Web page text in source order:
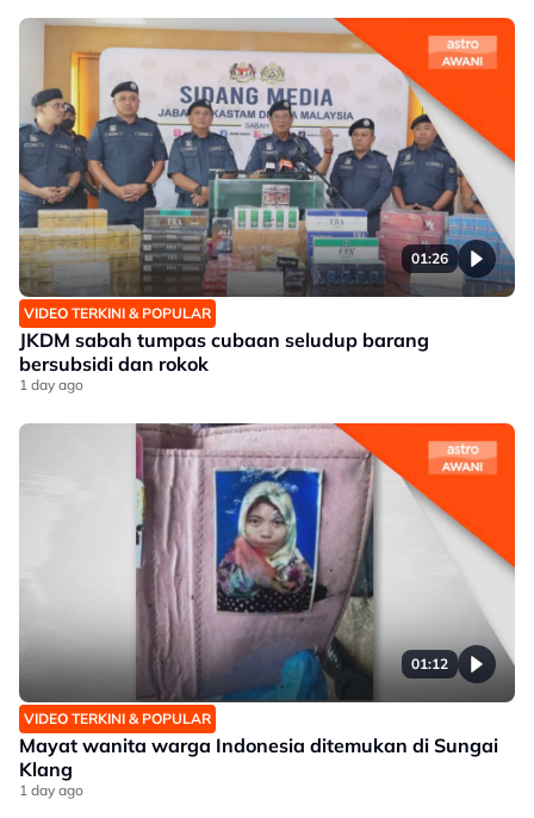
01:26
VIDEO TERKINI & POPULAR
JKDM sabah tumpas cubaan seludup barang
bersubsidi dan rokok
1 day ago
01:12
VIDEO TERKINI & POPULAR
Mayat wanita warga Indonesia ditemukan di Sungai
Klang
1 day ago